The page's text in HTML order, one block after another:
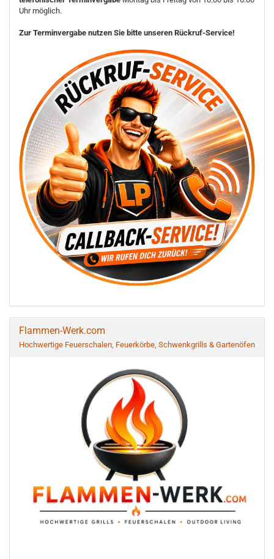
Uhr möglich.
Zur Terminvergabe nutzen Sie bitte unseren Rückruf-Service!
Flammen-Werk.com
Hochwertige Feuerschalen, Feuerkörbe, Schwenkgrills & Gartenöfen